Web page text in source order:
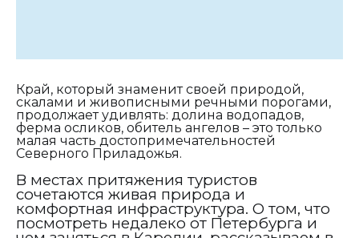
Край, который знаменит своей природой,
скалами и живописными речными порогами,
продолжает удивлять: долина водопадов,
ферма осликов, обитель ангелов – это только
малая часть достопримечательностей
Северного Приладожья.
В местах притяжения туристов
сочетаются живая природа и
комфортная инфраструктура. О том, что
посмотреть недалеко от Петербурга и